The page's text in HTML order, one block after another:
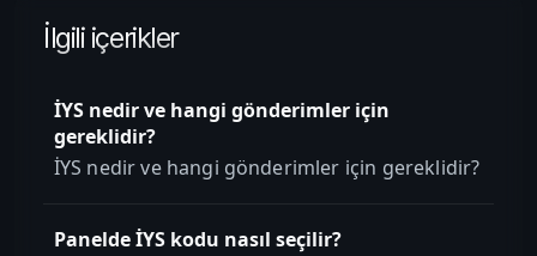
İlgili içerikler
İYS nedir ve hangi gönderimler için
gereklidir?
İYS nedir ve hangi gönderimler için gereklidir?
Panelde İYS kodu nasıl seçilir?